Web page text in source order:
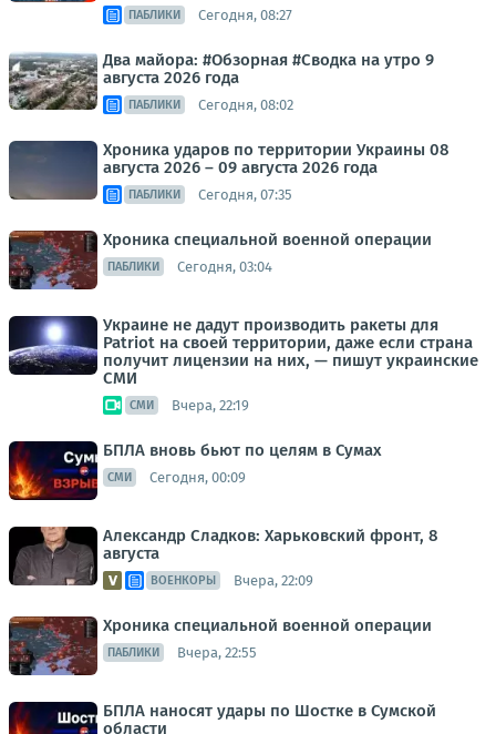
ПАБЛИКИ Сегодня, 08:27
Два майора: #Обзорная #Сводка на утро 9
августа 2026 года
ПАБЛИКИ Сегодня, 08:02
Хроника ударов по территории Украины 08
августа 2026 – 09 августа 2026 года
ПАБЛИКИ Сегодня, 07:35
Хроника специальной военной операции
ПАБЛИКИ Сегодня, 03:04
Украине не дадут производить ракеты для
Patriot на своей территории, даже если страна
получит лицензии на них, — пишут украинские
СМИ
СМИ Вчера, 22:19
БПЛА вновь бьют по целям в Сумах
СМИ Сегодня, 00:09
Александр Сладков: Харьковский фронт, 8
августа
ВОЕНКОРЫ Вчера, 22:09
Хроника специальной военной операции
ПАБЛИКИ Вчера, 22:55
БПЛА наносят удары по Шостке в Сумской
области